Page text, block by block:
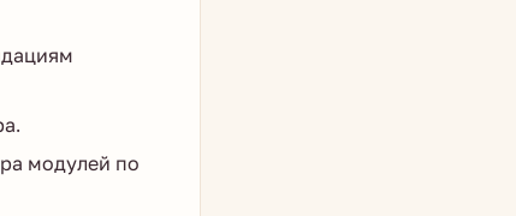
модулей по